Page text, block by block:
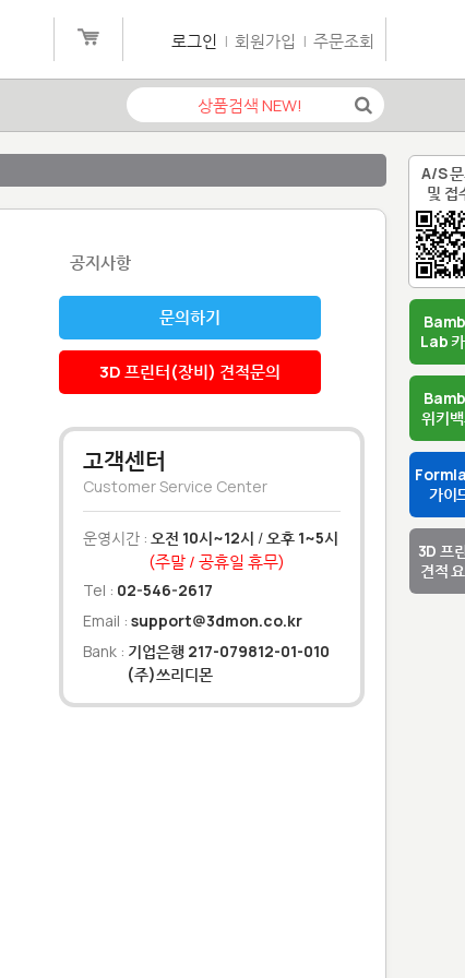
A/S
및 접
Lab
위키
가이
3D 프
견적
로그인 | 회원가입 | 주문조회
공지사항
문의하기
3D 프린터(장비) 견적문의
고객센터
Customer Service Center
운영시간 : 오전 10시~12시 /오후 1~5시
(주말 / 공휴일 휴무)
Tel : 02-546-2617
Email : support@3dmon.co.kr
Bank : 기업은행 217-079812-01-010
(주)쓰리디몬